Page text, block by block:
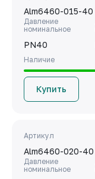
Alm6460-015-40
Давление
номинальное
PN40
Наличие
Купить
Артикул
Alm6460-020-40
Давление
номинальное